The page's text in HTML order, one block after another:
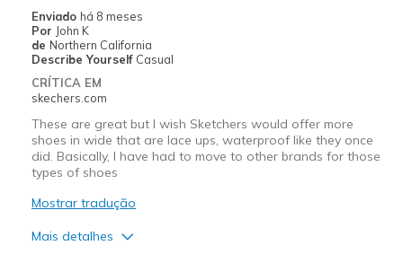
Width
Sizing
View On Shoes
Shoes are for Wearing
Enviado há 8 meses
Por John K
de Northern California
Describe Yourself Casual
CRÍTICA EM
skechers.com
These are great but I wish Sketchers would offer more
shoes in wide that are lace ups, waterproof like they once
did. Basically, I have had to move to other brands for those
types of shoes
Mostrar tradução
Mais detalhes